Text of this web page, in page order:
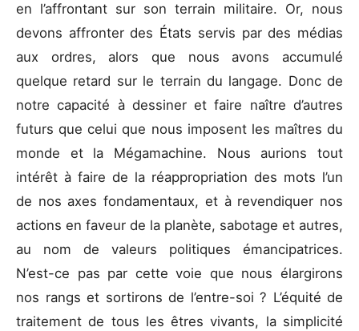
en l’affrontant sur son terrain militaire. Or, nous
devons affronter des États servis par des médias
aux ordres, alors que nous avons accumulé
quelque retard sur le terrain du langage. Donc de
notre capacité à dessiner et faire naître d’autres
futurs que celui que nous imposent les maîtres du
monde et la Mégamachine. Nous aurions tout
intérêt à faire de la réappropriation des mots l’un
de nos axes fondamentaux, et à revendiquer nos
actions en faveur de la planète, sabotage et autres,
au nom de valeurs politiques émancipatrices.
N’est-ce pas par cette voie que nous élargirons
nos rangs et sortirons de l’entre-soi ? L’équité de
traitement de tous les êtres vivants, la simplicité